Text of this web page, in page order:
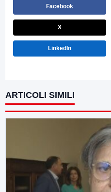
Facebook
X
LinkedIn
ARTICOLI SIMILI